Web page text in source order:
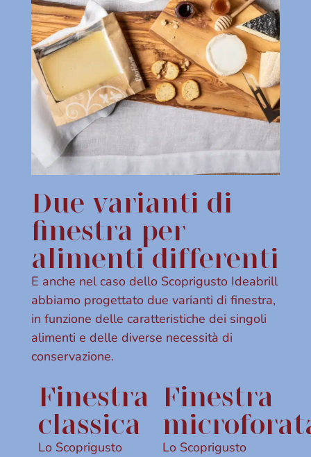
Due varianti di
finestra per
alimenti differenti
E anche nel caso dello Scoprigusto Ideabrill
abbiamo progettato due varianti di finestra,
in funzione delle caratteristiche dei singoli
alimenti e delle diverse necessità di
conservazione.
Finestra
classica
Lo Scoprigusto
Finestra
Lo Scoprigusto